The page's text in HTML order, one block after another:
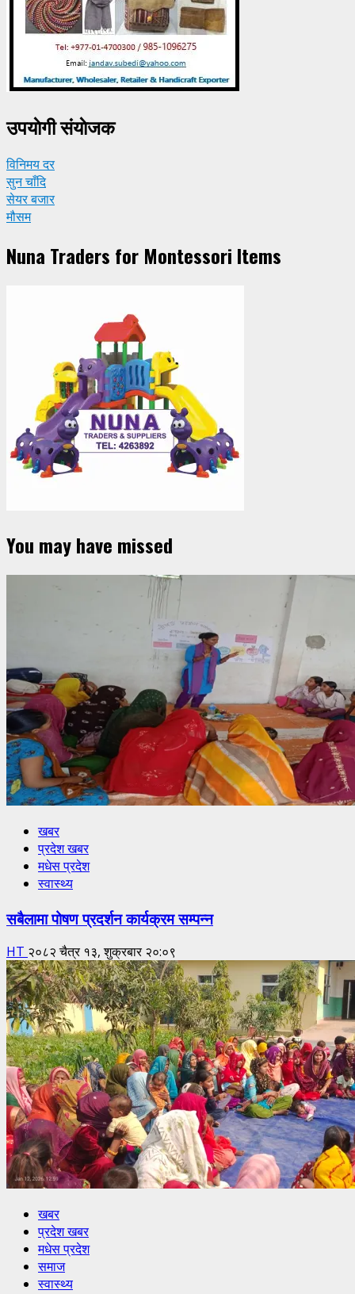
उपयाेगी संयाेजक
विनिमय दर
सुन चाँदि
सेयर बजार
मौसम
Nuna Traders for Montessori Items
You may have missed
खबर
प्रदेश खबर
मधेस प्रदेश
स्वास्थ्य
सबैलामा पोषण प्रदर्शन कार्यक्रम सम्पन्न
HT २०८२ चैत्र १३, शुक्रबार २०:०९
खबर
प्रदेश खबर
मधेस प्रदेश
समाज
स्वास्थ्य